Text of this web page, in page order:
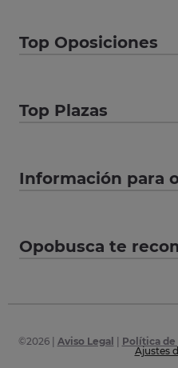
Top Oposiciones
Top Plazas
Información para
Opobusca te
©2026| Aviso Legal Política de
Ajustes